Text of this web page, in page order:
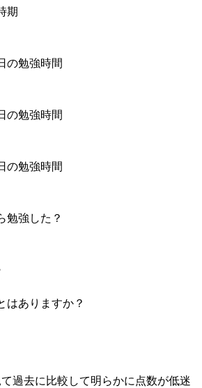
期
の勉強時間
の勉強時間
の勉強時間
勉強した？
はありますか？
過去に比較して明らかに点数が低迷